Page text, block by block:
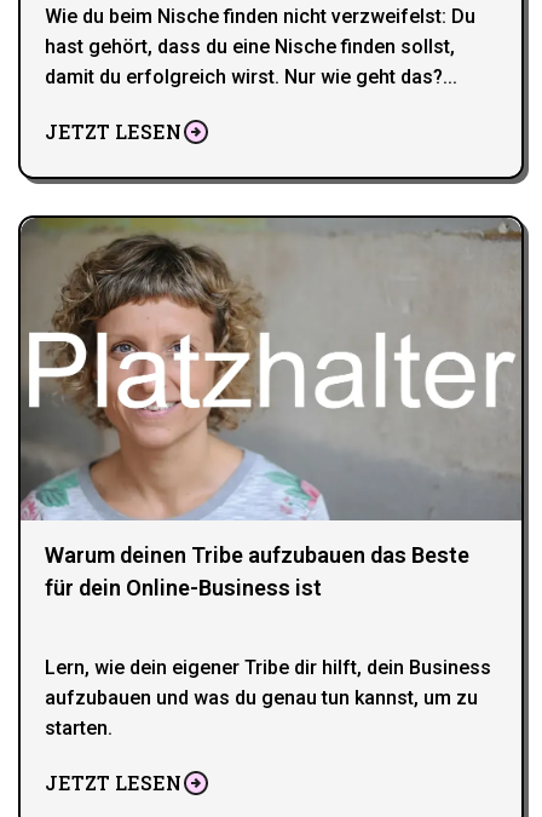
Wie du beim Nische finden nicht verzweifelst: Du
hast gehört, dass du eine Nische finden sollst,
damit du erfolgreich wirst. Nur wie geht das?...
JETZT LESEN
Warum deinen Tribe aufzubauen das Beste
für dein Online-Business ist
Lern, wie dein eigener Tribe dir hilft, dein Business
aufzubauen und was du genau tun kannst, um zu
starten.
JETZT LESEN